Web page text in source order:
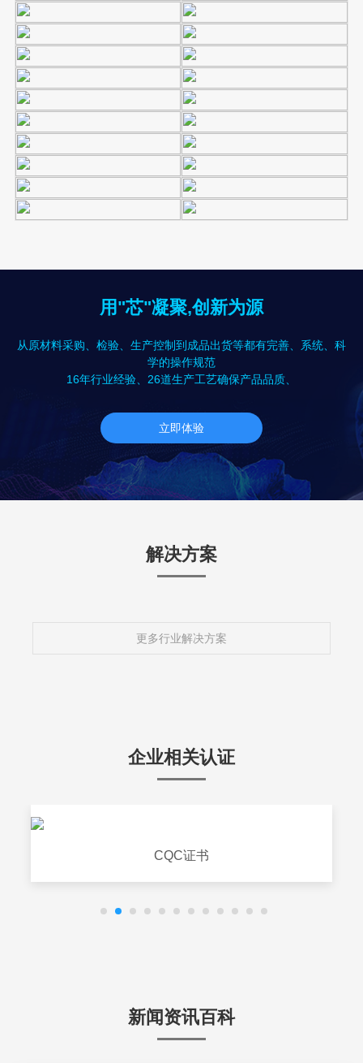
用"芯"凝聚,创新为源
从原材料采购、检验、生产控制到成品出货等都有完善、系统、科
学的操作规范
16年行业经验、26道生产工艺确保产品品质、
立即体验
解决方案
更多行业解决方案
企业相关认证
CQC证书
新闻资讯百科